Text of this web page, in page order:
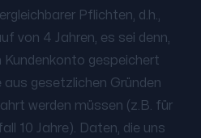
Pflichten, d.h.,
von 4 Jahren, es sei denn,
Kundenkonto gespeichert
aus gesetzlichen Gründen
werden müssen (z.B. für
10 Jahre). Daten, die uns